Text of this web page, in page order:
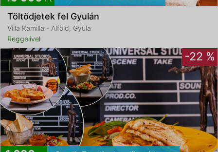
Töltődjetek fel Gyulán
Villa Kamilla - Alföld, Gyula
Reggelivel
-22 %